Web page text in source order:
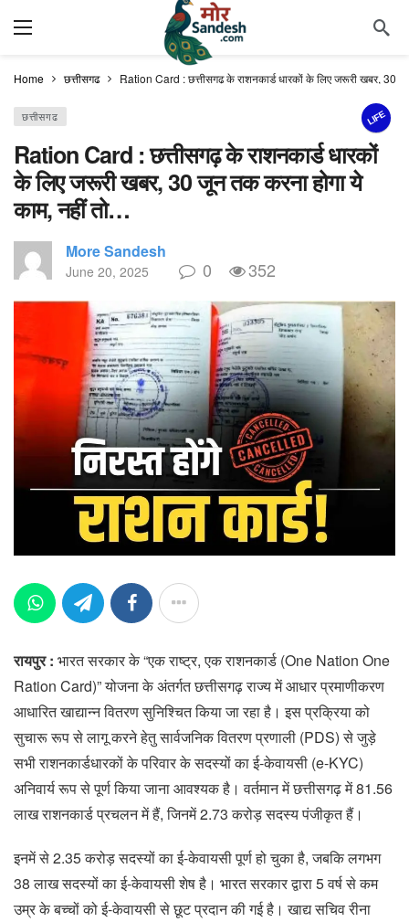
Home छत्तीसगढ Ration Card : छत्तीसगढ़ के राशनकार्ड धारकों के लिए जरूरी खबर, 30
LIFE
छत्तीसगढ
Ration Card : छत्तीसगढ़ के राशनकार्ड धारकों
के लिए जरूरी खबर, 30 जून तक करना होगा ये
काम, नहीं तो…
More Sandesh
June 20, 2025 0 352
रायपुर : भारत सरकार के “एक राष्ट्र, एक राशनकार्ड (One Nation One
Ration Card)” योजना के अंतर्गत छत्तीसगढ़ राज्य में आधार प्रमाणीकरण
आधारित खाद्यान्न वितरण सुनिश्चित किया जा रहा है। इस प्रक्रिया को
सुचारू रूप से लागू करने हेतु सार्वजनिक वितरण प्रणाली (PDS) से जुड़े
सभी राशनकार्डधारकों के परिवार के सदस्यों का ई-केवायसी (e-KYC)
अनिवार्य रूप से पूर्ण किया जाना आवश्यक है। वर्तमान में छत्तीसगढ़ में 81.56
लाख राशनकार्ड प्रचलन में हैं, जिनमें 2.73 करोड़ सदस्य पंजीकृत हैं।
इनमें से 2.35 करोड़ सदस्यों का ई-केवायसी पूर्ण हो चुका है, जबकि लगभग
38 लाख सदस्यों का ई-केवायसी शेष है। भारत सरकार द्वारा 5 वर्ष से कम
उम्र के बच्चों को ई-केवायसी से छूट प्रदान की गई है। खाद्य सचिव रीना